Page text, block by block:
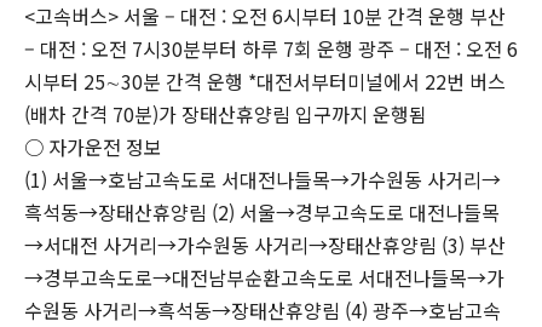
<고속버스> 서울 – 대전 : 오전 6시부터 10분 간격 운행 부산
– 대전 : 오전 7시30분부터 하루 7회 운행 광주 – 대전 : 오전 6
시부터 25∼30분 간격 운행 *대전서부터미널에서 22번 버스
(배차 간격 70분)가 장태산휴양림 입구까지 운행됨
○ 자가운전 정보
(1) 서울→호남고속도로 서대전나들목→가수원동 사거리→
흑석동→장태산휴양림 (2) 서울→경부고속도로 대전나들목
→서대전 사거리→가수원동 사거리→장태산휴양림 (3) 부산
→경부고속도로→대전남부순환고속도로 서대전나들목→가
수원동 사거리→흑석동→장태산휴양림 (4) 광주→호남고속